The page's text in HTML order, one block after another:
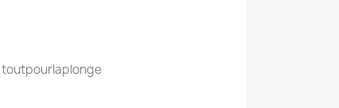
toutpourlaplonge